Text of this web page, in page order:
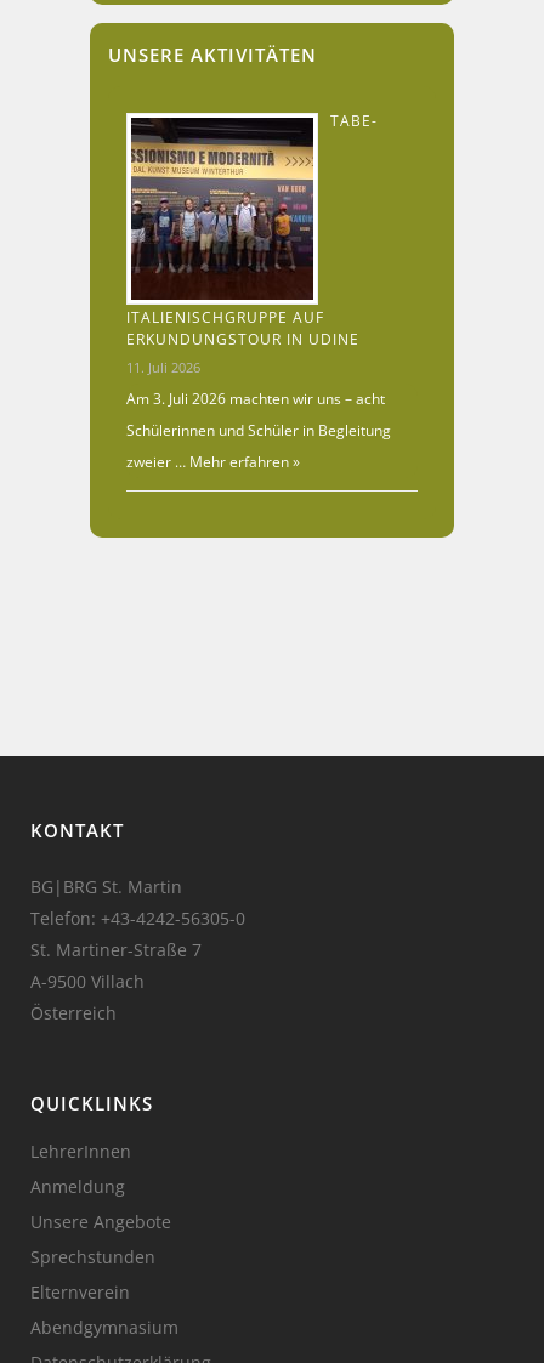
UNSERE AKTIVITÄTEN
TABE-
ITALIENISCHGRUPPE AUF
ERKUNDUNGSTOUR IN UDINE
11. Juli 2026
Am 3. Juli 2026 machten wir uns – acht
Schülerinnen und Schüler in Begleitung
zweier … Mehr erfahren »
KONTAKT
BG|BRG St. Martin
Telefon: +43-4242-56305-0
St. Martiner-Straße 7
A-9500 Villach
Österreich
QUICKLINKS
LehrerInnen
Anmeldung
Unsere Angebote
Sprechstunden
Elternverein
Abendgymnasium